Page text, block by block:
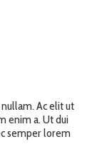
Ac elit ut
enim a. Ut dui
semper lorem